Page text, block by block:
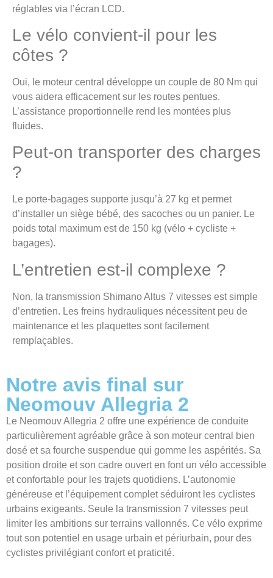
réglables via l’écran LCD.
Le vélo convient-il pour les
côtes ?
Oui, le moteur central développe un couple de 80 Nm qui
vous aidera efficacement sur les routes pentues.
L’assistance proportionnelle rend les montées plus
fluides.
Peut-on transporter des charges
?
Le porte-bagages supporte jusqu’à 27 kg et permet
d’installer un siège bébé, des sacoches ou un panier. Le
poids total maximum est de 150 kg (vélo + cycliste +
bagages).
L’entretien est-il complexe ?
Non, la transmission Shimano Altus 7 vitesses est simple
d’entretien. Les freins hydrauliques nécessitent peu de
maintenance et les plaquettes sont facilement
remplaçables.
Notre avis final sur
Neomouv Allegria 2
Le Neomouv Allegria 2 offre une expérience de conduite
particulièrement agréable grâce à son moteur central bien
dosé et sa fourche suspendue qui gomme les aspérités. Sa
position droite et son cadre ouvert en font un vélo accessible
et confortable pour les trajets quotidiens. L’autonomie
généreuse et l’équipement complet séduiront les cyclistes
urbains exigeants. Seule la transmission 7 vitesses peut
limiter les ambitions sur terrains vallonnés. Ce vélo exprime
tout son potentiel en usage urbain et périurbain, pour des
cyclistes privilégiant confort et praticité.